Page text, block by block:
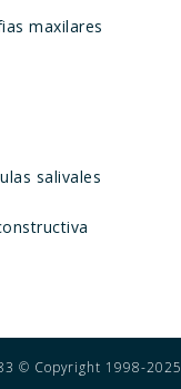
maxilares
salivales
© Copyright 1998-2025